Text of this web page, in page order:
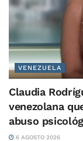
VENEZUELA
Claudia
venezolana
abuso
6 AGOSTO 2026